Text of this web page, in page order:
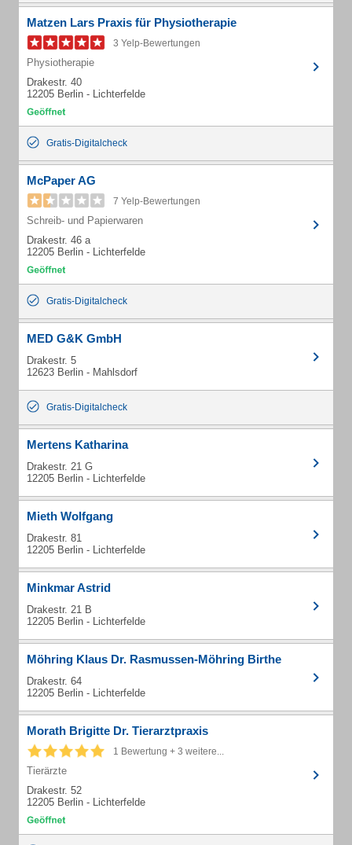
Matzen Lars Praxis für Physiotherapie
3 Yelp-Bewertungen
Physiotherapie
Drakestr. 40
12205 Berlin - Lichterfelde
Gratis-Digitalcheck
McPaper AG
7 Yelp-Bewertungen
Schreib- und Papierwaren
Drakestr. 46 a
12205 Berlin - Lichterfelde
Gratis-Digitalcheck
MED G&K GmbH
Drakestr. 5
12623 Berlin - Mahlsdorf
Gratis-Digitalcheck
Mertens Katharina
Drakestr. 21 G
12205 Berlin - Lichterfelde
Mieth Wolfgang
Drakestr. 81
12205 Berlin - Lichterfelde
Minkmar Astrid
Drakestr. 21 B
12205 Berlin - Lichterfelde
Möhring Klaus Dr. Rasmussen-Möhring Birthe
Drakestr. 64
12205 Berlin - Lichterfelde
Morath Brigitte Dr. Tierarztpraxis
1 Bewertung + 3 weitere...
Tierärzte
Drakestr. 52
12205 Berlin - Lichterfelde